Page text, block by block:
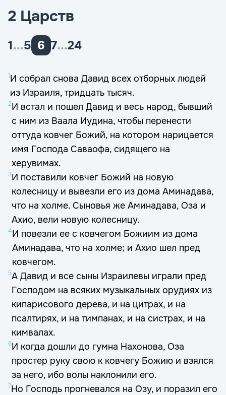
2 Царств
1...5 6 7...24
1И собрал снова Давид всех отборных людей
из Израиля, тридцать тысяч.
2И встал и пошел Давид и весь народ, бывший
с ним из Ваала Иудина, чтобы перенести
оттуда ковчег Божий, на котором нарицается
имя Господа Саваофа, сидящего на
херувимах.
3И поставили ковчег Божий на новую
колесницу и вывезли его из дома Аминадава,
что на холме. Сыновья же Аминадава, Оза и
Ахио, вели новую колесницу.
4И повезли ее с ковчегом Божиим из дома
Аминадава, что на холме; и Ахио шел пред
ковчегом.
5А Давид и все сыны Израилевы играли пред
Господом на всяких музыкальных орудиях из
кипарисового дерева, и на цитрах, и на
псалтирях, и на тимпанах, и на систрах, и на
кимвалах.
6И когда дошли до гумна Нахонова, Оза
простер руку свою к ковчегу Божию и взялся
за него, ибо волы наклонили его.
7Но Господь прогневался на Озу, и поразил его